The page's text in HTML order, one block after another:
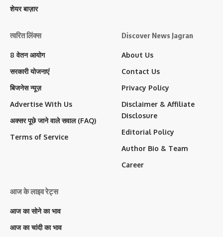
शेयर बाज़ार
त्वरित लिंक्स
8 वेतन आयोग
सरकारी योजनाएं
बिजनेस न्यूज़
Advertise With Us
अक्सर पूछे जाने वाले सवाल (FAQ)
Terms of Service
Discover News Jagran
About Us
Contact Us
Privacy Policy
Disclaimer & Affiliate
Disclosure
Editorial Policy
Author Bio & Team
Career
आज के लाइव रेट्स
आज का सोने का भाव
आज का चांदी का भाव